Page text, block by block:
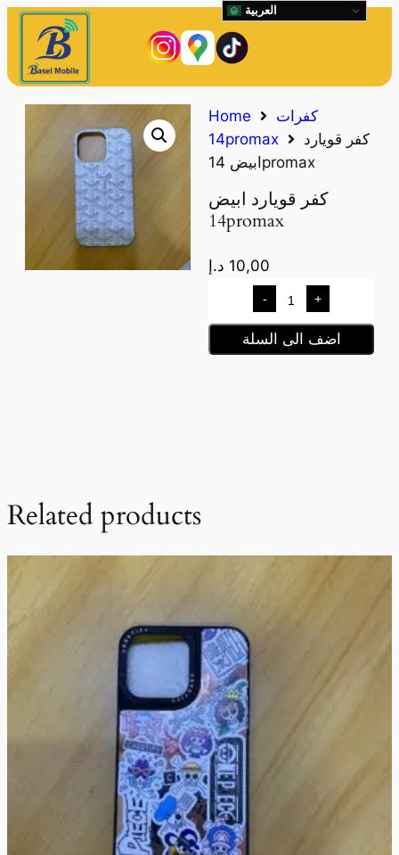
Home
كفرات
14promax
كفر قويارد
ابيض 14promax
كفر قويارد ابيض
14promax
10,00 د.إ
- +
اضف الى السلة
Related products
العربية